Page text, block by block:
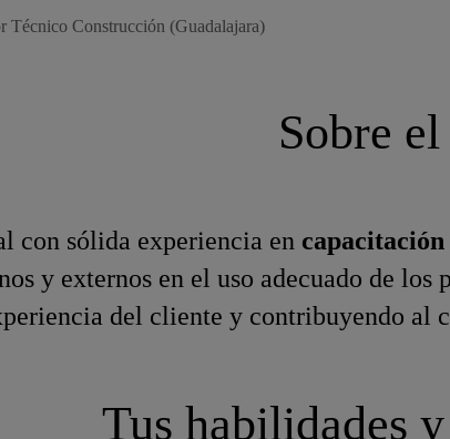
Técnico Construcción (Guadalajara)
Sobre
con sólida experiencia en
y externos en el uso adecuado de
del cliente y contribuyendo al
Tus habilidades